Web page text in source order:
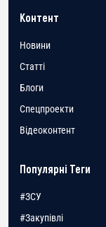
Контент
Новини
Статті
Блоги
Спецпроекти
Відеоконтент
Популярні Теги
#ЗСУ
#Закупівлі